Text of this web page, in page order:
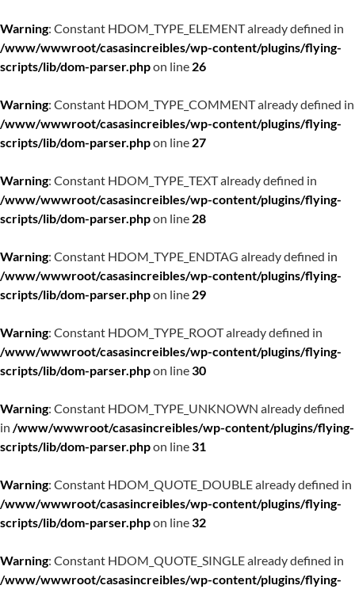
Warning: Constant HDOM_TYPE_ELEMENT already defined in
/www/wwwroot/casasincreibles/wp-content/plugins/flying-
scripts/lib/dom-parser.phpon line 26
Warning: Constant HDOM_TYPE_COMMENT already defined in
/www/wwwroot/casasincreibles/wp-content/plugins/flying-
scripts/lib/dom-parser.phpon line 27
Warning: Constant HDOM_TYPE_TEXT already defined in
/www/wwwroot/casasincreibles/wp-content/plugins/flying-
scripts/lib/dom-parser.phpon line 28
Warning: Constant HDOM_TYPE_ENDTAG already defined in
/www/wwwroot/casasincreibles/wp-content/plugins/flying-
scripts/lib/dom-parser.phpon line 29
Warning: Constant HDOM_TYPE_ROOT already defined in
/www/wwwroot/casasincreibles/wp-content/plugins/flying-
scripts/lib/dom-parser.phpon line30
Warning: Constant HDOM_TYPE_UNKNOWN already defined
in /www/wwwroot/casasincreibles/wp-content/plugins/flying-
scripts/lib/dom-parser.phpon line31
Warning: Constant HDOM_QUOTE_DOUBLE already defined in
/www/wwwroot/casasincreibles/wp-content/plugins/flying-
scripts/lib/dom-parser.phpon line32
Warning: Constant HDOM_QUOTE_SINGLE already defined in
/www/wwwroot/casasincreibles/wp-content/plugins/flying-